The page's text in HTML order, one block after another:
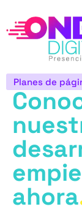
Planes de
ahora